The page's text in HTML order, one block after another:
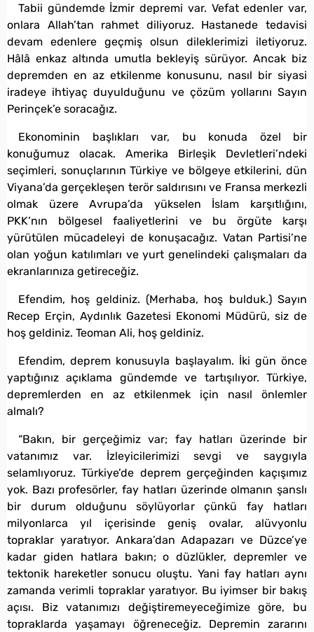
Tabii gündemde İzmir depremi var. Vefat edenler var,
onlara Allah’tan rahmet diliyoruz. Hastanede tedavisi
devam edenlere geçmiş olsun dileklerimizi iletiyoruz.
Hâlâ enkaz altında umutla bekleyiş sürüyor. Ancak biz
depremden en az etkilenme konusunu, nasıl bir siyasi
iradeye ihtiyaç duyulduğunu ve çözüm yollarını Sayın
Perinçek’e soracağız.
Ekonominin başlıkları var, bu konuda özel bir
konuğumuz olacak. Amerika Birleşik Devletleri’ndeki
seçimleri, sonuçlarının Türkiye ve bölgeye etkilerini, dün
Viyana’da gerçekleşen terör saldırısını ve Fransa merkezli
olmak üzere Avrupa’da yükselen İslam karşıtlığını,
PKK’nın bölgesel faaliyetlerini ve bu örgüte karşı
yürütülen mücadeleyi de konuşacağız. Vatan Partisi’ne
olan yoğun katılımları ve yurt genelindeki çalışmaları da
ekranlarınıza getireceğiz.
Efendim, hoş geldiniz. (Merhaba, hoş bulduk.) Sayın
Recep Erçin, Aydınlık Gazetesi Ekonomi Müdürü, siz de
hoş geldiniz. Teoman Ali, hoş geldiniz.
Efendim, deprem konusuyla başlayalım. İki gün önce
yaptığınız açıklama gündemde ve tartışılıyor. Türkiye,
depremlerden en az etkilenmek için nasıl önlemler
almalı?
“Bakın, bir gerçeğimiz var; fay hatları üzerinde bir
vatanımız var. İzleyicilerimizi sevgi ve saygıyla
selamlıyoruz. Türkiye’de deprem gerçeğinden kaçışımız
yok. Bazı profesörler, fay hatları üzerinde olmanın şanslı
bir durum olduğunu söylüyorlar çünkü fay hatları
milyonlarca yıl içerisinde geniş ovalar, alüvyonlu
topraklar yaratıyor. Ankara’dan Adapazarı ve Düzce’ye
kadar giden hatlara bakın; o düzlükler, depremler ve
tektonik hareketler sonucu oluştu. Yani fay hatları aynı
zamanda verimli topraklar yaratıyor. Bu iyimser bir bakış
açısı. Biz vatanımızı değiştiremeyeceğimize göre, bu
topraklarda yaşamayı öğreneceğiz. Depremin zararını